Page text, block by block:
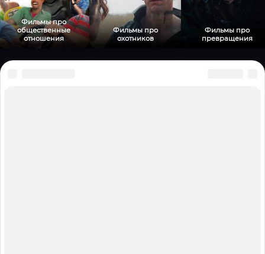
Фильмы про
общественные
отношения
Фильмы про
охотников
Фильмы про
превращения